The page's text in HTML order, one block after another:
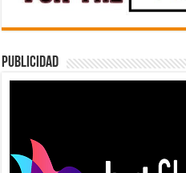
Publicidad